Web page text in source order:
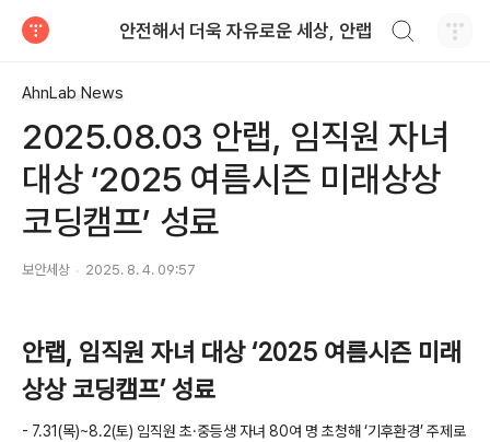
안전해서 더욱 자유로운 세상, 안랩
AhnLab News
2025.08.03 안랩, 임직원 자녀
대상 ‘2025 여름시즌 미래상상
코딩캠프’ 성료
보안세상 2025. 8. 4. 09:57
안랩, 임직원 자녀 대상 ‘2025 여름시즌 미래
상상 코딩캠프’ 성료
- 7.31(목)~8.2(토) 임직원 초·중등생 자녀 80여 명 초청해 ‘기후환경’ 주제로